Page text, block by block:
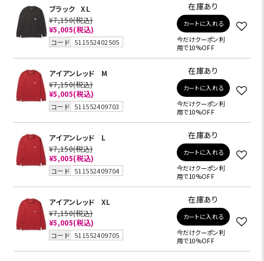
ブラック
XL
¥7,150(税込)
¥5,005(税込)
コード 511552402505
在庫あり
カートに入れる
今だけクーポン利
用で10%OFF
アイアンレッド
M
¥7,150(税込)
¥5,005(税込)
コード 511552409703
在庫あり
カートに入れる
今だけクーポン利
用で10%OFF
アイアンレッド
L
¥7,150(税込)
¥5,005(税込)
コード 511552409704
在庫あり
カートに入れる
今だけクーポン利
用で10%OFF
アイアンレッド
XL
¥7,150(税込)
¥5,005(税込)
コード 511552409705
在庫あり
カートに入れる
今だけクーポン利
用で10%OFF